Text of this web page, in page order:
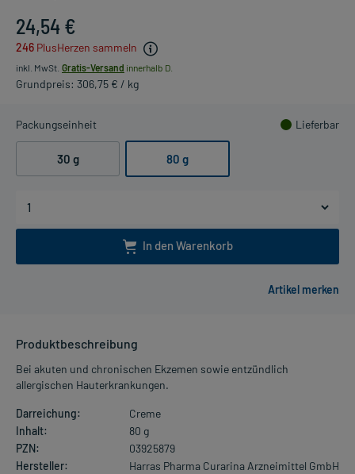
24,54 €
246 PlusHerzen sammeln
inkl. MwSt. Gratis-Versand innerhalb D.
Grundpreis: 306,75 € / kg
Packungseinheit Lieferbar
30 g 80 g
In den Warenkorb
Produktbeschreibung
Bei akuten und chronischen Ekzemen sowie entzündlich
allergischen Hauterkrankungen.
Darreichung:
Creme
Inhalt:
80 g
PZN:
03925879
Hersteller:
Harras Pharma Curarina Arzneimittel GmbH